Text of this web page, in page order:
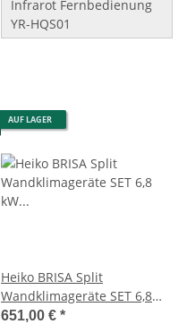
Infrarot Fernbedienung
YR-HQS01
AUF LAGER
Heiko BRISA Split
Wandklimageräte SET 6,8
kW (JS068-C2/JZ068-C2)
651,00 € *